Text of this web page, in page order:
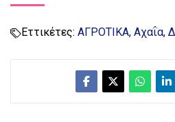
Εττικέτες: ΑΓΡΟΤΙΚΑ Αχαΐα